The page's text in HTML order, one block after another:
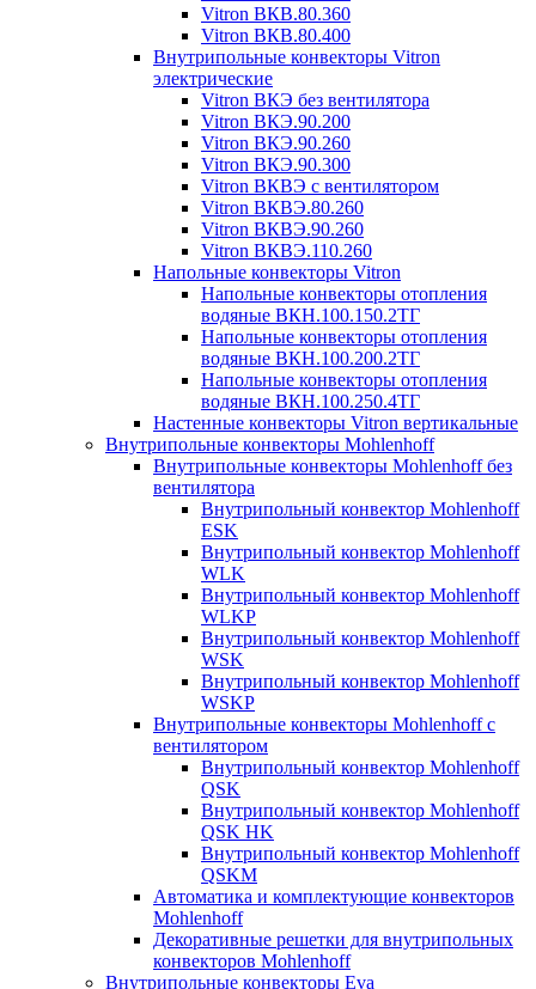
Vitron ВКВ.80.360
Vitron ВКВ.80.400
Внутрипольные конвекторы Vitron
электрические
Vitron ВКЭ без вентилятора
Vitron ВКЭ.90.200
Vitron ВКЭ.90.260
Vitron ВКЭ.90.300
Vitron ВКВЭ с вентилятором
Vitron ВКВЭ.80.260
Vitron ВКВЭ.90.260
Vitron ВКВЭ.110.260
Напольные конвекторы Vitron
Напольные конвекторы отопления
водяные ВКН.100.150.2ТГ
Напольные конвекторы отопления
водяные ВКН.100.200.2ТГ
Напольные конвекторы отопления
водяные ВКН.100.250.4ТГ
Настенные конвекторы Vitron вертикальные
Внутрипольные конвекторы Mohlenhoff
Внутрипольные конвекторы Mohlenhoff без
вентилятора
Внутрипольный конвектор Mohlenhoff
ESK
Внутрипольный конвектор Mohlenhoff
WLK
Внутрипольный конвектор Mohlenhoff
WLKP
Внутрипольный конвектор Mohlenhoff
WSK
Внутрипольный конвектор Mohlenhoff
WSKP
Внутрипольные конвекторы Mohlenhoff с
вентилятором
Внутрипольный конвектор Mohlenhoff
QSK
Внутрипольный конвектор Mohlenhoff
QSK HK
Внутрипольный конвектор Mohlenhoff
QSKM
Автоматика и комплектующие конвекторов
Mohlenhoff
Декоративные решетки для внутрипольных
конвекторов Mohlenhoff
Внутрипольные конвекторы Eva